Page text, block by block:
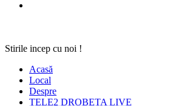
Stirile incep cu noi !
Acasă
Local
Despre
TELE2 DROBETA LIVE